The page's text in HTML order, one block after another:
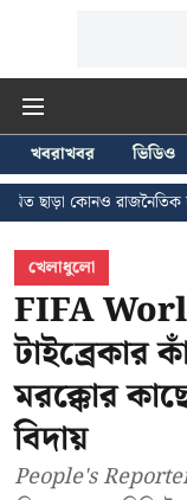
খবরাখবর ভিডিও
দলের দপ্তরে পুলিশ
খেলাধুলো
FIFA
টাইব্রেকার
মরক্কোর
বিদায়
People's